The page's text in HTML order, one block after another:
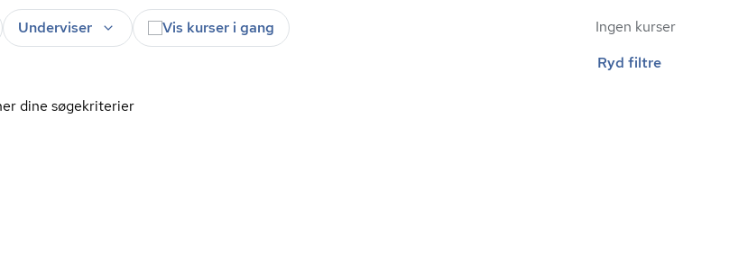
Underviser Vis kurser i gang
Ingen kurser
Ryd filtre
dine søgekriterier